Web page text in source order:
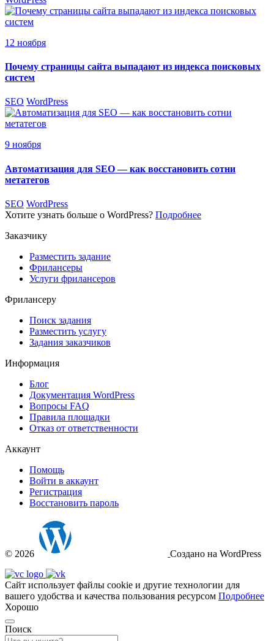
12 ноября
Почему страницы сайта выпадают из индекса поисковых
систем
SEO WordPress
9 ноября
Автоматизация для SEO — как восстановить сотни
метатегов
SEO WordPress
Хотите узнать больше о WordPress? Подробнее
Заказчику
Разместить задание
Фрилансеры
Услуги фрилансеров
Фрилансеру
Поиск задания
Разместить услугу
Задания заказчиков
Информация
Блог
Документация WordPress
Вопросы FAQ
Правила площадки
Отказ от ответственности
Аккаунт
Помощь
Войти в аккаунт
Регистрация
Восстановить пароль
© 2026 Создано на WordPress
Сайт использует файлы cookie и другие технологии для
вашего удобства и качества пользования ресурсом Подробнее
Хорошо
Поиск